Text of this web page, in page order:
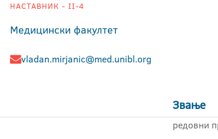
НАСТАВНИК - II-4
Медицински факултет
vladan.mirjanic@med.unibl.org
Звање
редовни